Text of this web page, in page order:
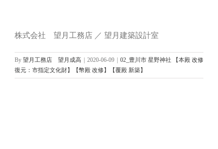
株式会社 望月工務店 ／ 望月建築設計室
By 望月工務店 望月成高 2020-06-09
02_豊川市 星野神社 【本殿 改修
復元：市指定文化財】【幣殿 改修】【覆殿 新築】